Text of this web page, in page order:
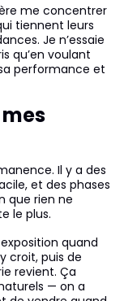
me concentrer
tiennent leurs
Je n’essaie
qu’en voulant
performance et
Il y a des
et des phases
que rien ne
le plus.
quand
croit, puis de
revient. Ça
— on a